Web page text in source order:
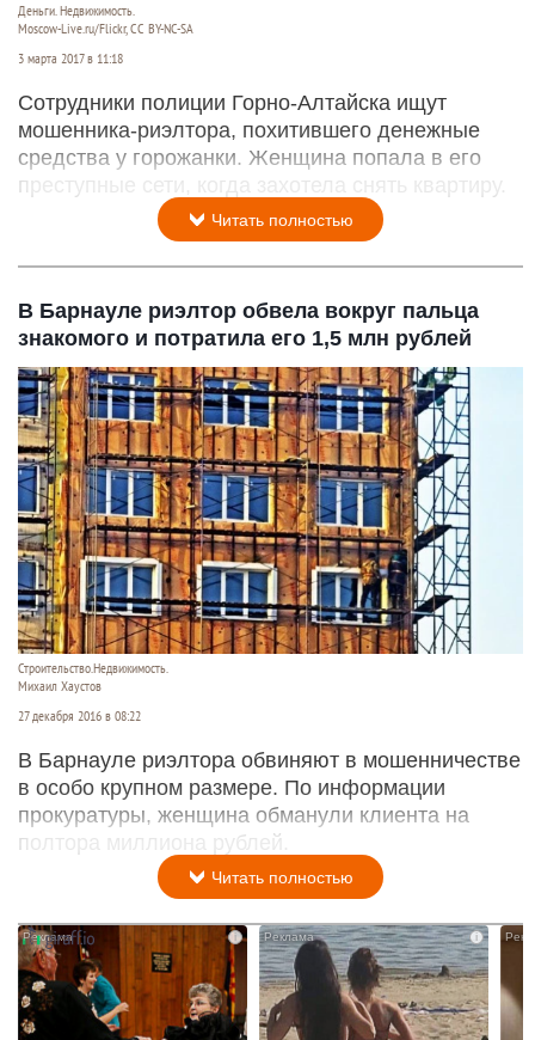
Деньги. Недвижимость.
Moscow-Live.ru/Flickr, CC BY-NC-SA
3 марта 2017 в 11:18
Сотрудники полиции Горно-Алтайска ищут
мошенника-риэлтора, похитившего денежные
средства у горожанки. Женщина попала в его
преступные сети, когда захотела снять квартиру.
Читать полностью
В Барнауле риэлтор обвела вокруг пальца
знакомого и потратила его 1,5 млн рублей
Строительство.Недвижимость.
Михаил Хаустов
27 декабря 2016 в 08:22
В Барнауле риэлтора обвиняют в мошенничестве
в особо крупном размере. По информации
прокуратуры, женщина обманули клиента на
полтора миллиона рублей.
Читать полностью
i